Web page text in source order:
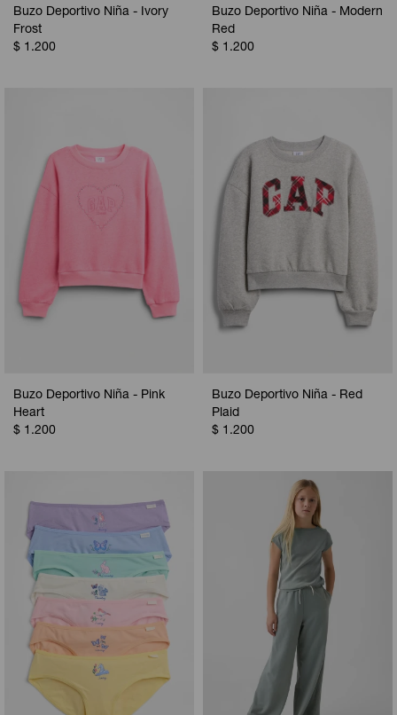
Buzo Deportivo Niña - Ivory
Frost
$ 1.200
Buzo Deportivo Niña - Modern
Red
$ 1.200
Buzo Deportivo Niña - Pink
Heart
$ 1.200
Buzo Deportivo Niña - Red
Plaid
$ 1.200